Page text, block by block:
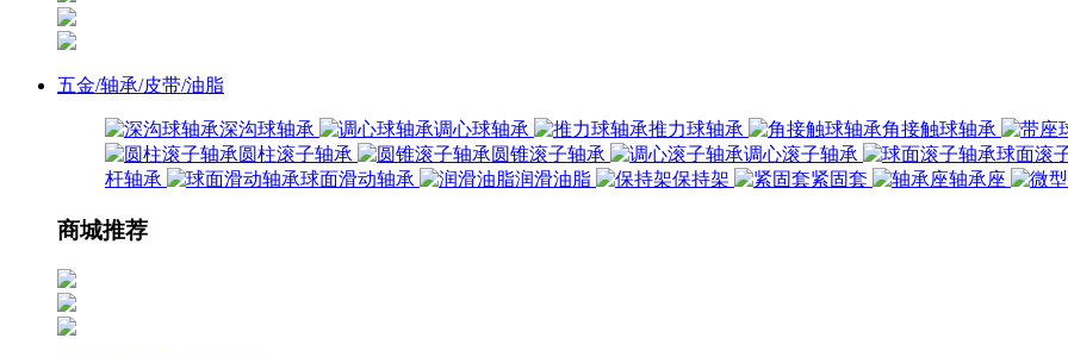
五金/轴承/皮带/油脂
深沟球轴承 调心球轴承 推力球轴承 角接触球轴承
圆柱滚子轴承
圆锥滚子轴承 调心滚子轴承 球面滚
杆轴承
球面滑动轴承 润滑油脂 保持架 紧固套 轴承座
商城推荐